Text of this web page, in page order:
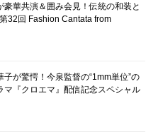
華共演＆囲み会見！伝統の和装と
32回 Fashion Cantata from
が驚愕！今泉監督の“1mm単位”の
マ『クロエマ』配信記念スペシャル